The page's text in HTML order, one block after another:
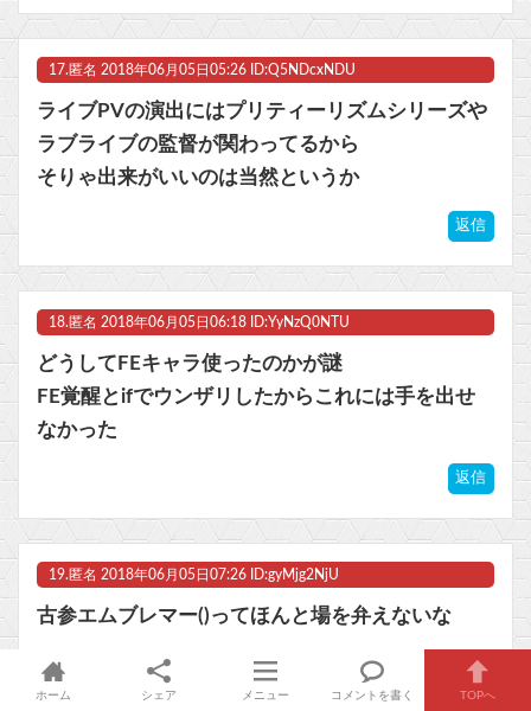
17. 匿名 2018年06月05日05:26 ID:Q5NDcxNDU
ライブPVの演出にはプリティーリズムシリーズや
ラブライブの監督が関わってるから
そりゃ出来がいいのは当然というか
返信
18. 匿名 2018年06月05日06:18 ID:YyNzQ0NTU
どうしてFEキャラ使ったのかが謎
FE覚醒とifでウンザリしたからこれには手を出せ
なかった
返信
19. 匿名 2018年06月05日07:26 ID:gyMjg2NjU
古参エムブレマー()ってほんと場を弁えないな
ホーム シェア メニュー コメントを書く TOPへ